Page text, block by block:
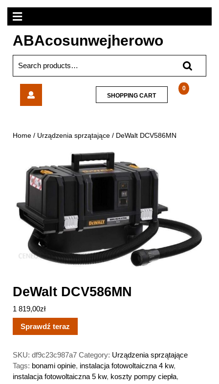
Skip
content
Open
Menu
ABAcosunwejherowo
for:
0
SHOPPING CARTSHOPPING
CART
Home / Urządzenia sprzątające / DeWalt DCV586MN
DeWalt DCV586MN
1 819,00zł
Sprawdź teraz
SKU:df9c23c987a7 Category: Urządzenia sprzątające
Tags: bonami opinie, instalacja fotowoltaiczna 4 kw,
instalacja fotowoltaiczna 5 kw, koszty pompy ciepła,